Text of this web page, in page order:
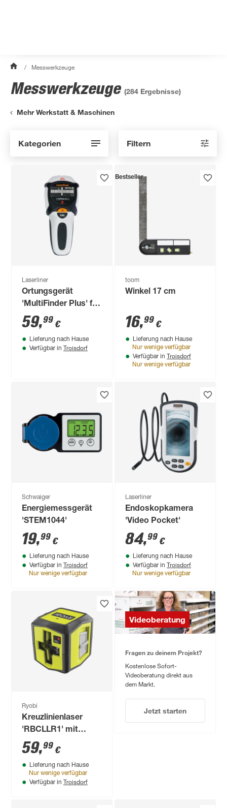
/ Messwerkzeuge
Messwerkzeuge (284 Ergebnisse)
Mehr Werkstatt & Maschinen
Kategorien Filtern
Laserliner
Ortungsgerät
'MultiFinder Plus' für
Strom
59,99 €
Lieferung nach Hause
Verfügbar in Troisdorf
Bestseller
toom
Winkel 17 cm
16,99 €
Lieferung nach Hause
Nur wenige verfügbar
Verfügbar in Troisdorf
Nur wenige verfügbar
Schwaiger
Energiemessgerät
'STEM1044'
19,99 €
Lieferung nach Hause
Verfügbar in Troisdorf
Nur wenige verfügbar
Laserliner
Endoskopkamera
'Video Pocket'
84,99 €
Lieferung nach Hause
Verfügbar in Troisdorf
Nur wenige verfügbar
Ryobi
Kreuzlinienlaser
'RBCLLR1' mit
Halterung
59,99 €
Lieferung nach Hause
Nur wenige verfügbar
Verfügbar in Troisdorf
Videoberatung
Fragen zu deinem Projekt?
Kostenlose Sofort-
Videoberatung direkt aus
dem Markt.
Jetzt starten